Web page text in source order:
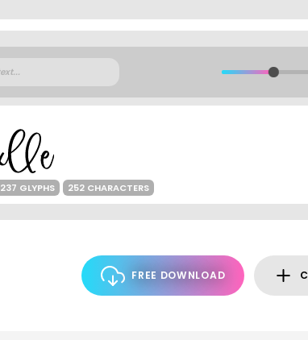
237 GLYPHS 252 CHARACTERS
FREE DOWNLOAD